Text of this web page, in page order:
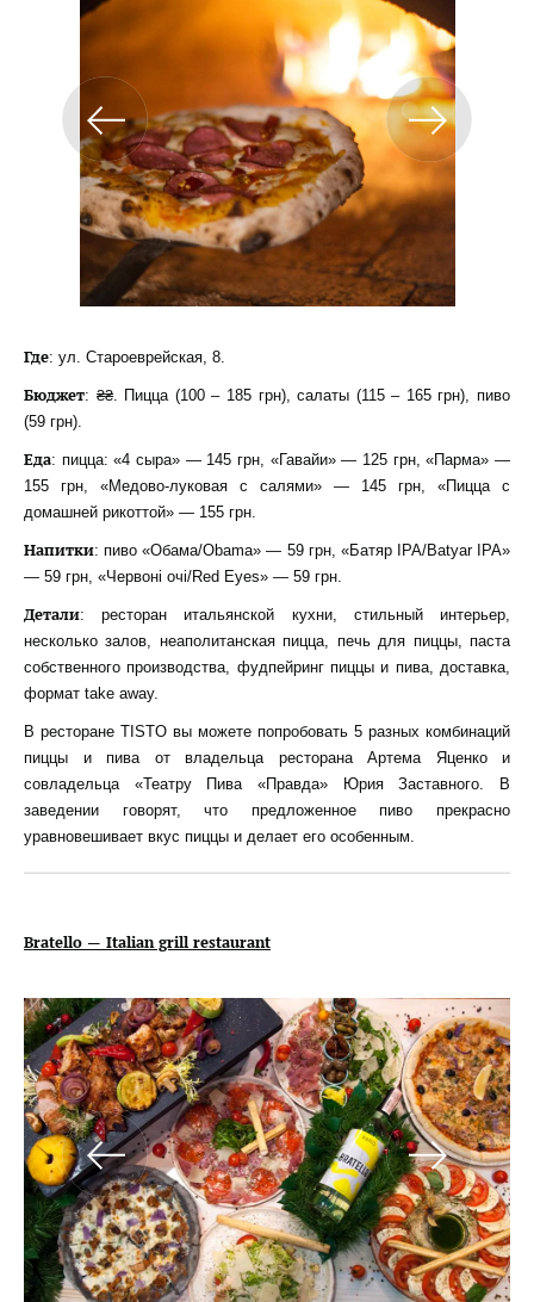
Где: ул. Староеврейская, 8.
Бюджет: ₴₴. Пицца (100 – 185 грн), салаты (115 – 165 грн), пиво
(59 грн).
Еда: пицца: «4 сыра» — 145 грн, «Гавайи» — 125 грн, «Парма» —
155 грн, «Медово-луковая с салями» — 145 грн, «Пицца с
домашней рикоттой» — 155 грн.
Напитки: пиво «Обама/Obama» — 59 грн, «Батяр IPA/Batyar IPA»
— 59 грн, «Червоні очі/Red Eyes» — 59 грн.
Детали: ресторан итальянской кухни, стильный интерьер,
несколько залов, неаполитанская пицца, печь для пиццы, паста
собственного производства, фудпейринг пиццы и пива, доставка,
формат take away.
В ресторане TISTO вы можете попробовать 5 разных комбинаций
пиццы и пива от владельца ресторана Артема Яценко и
совладельца «Театру Пива «Правда» Юрия Заставного. В
заведении говорят, что предложенное пиво прекрасно
уравновешивает вкус пиццы и делает его особенным.
Bratello — Italian grill restaurant